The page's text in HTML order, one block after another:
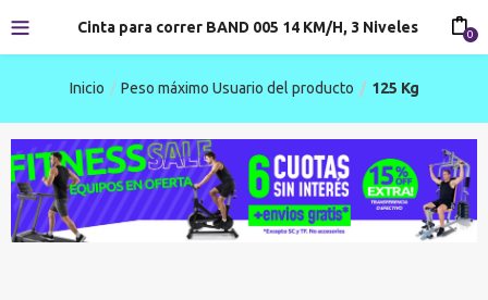
Cinta para correr BAND 005 14 KM/H, 3 Niveles 0
Inicio Peso máximo Usuario del producto 125 Kg